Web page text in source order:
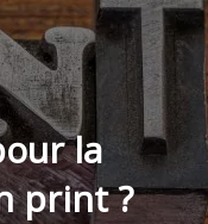
la
print ?